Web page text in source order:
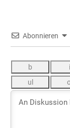
Abonnieren